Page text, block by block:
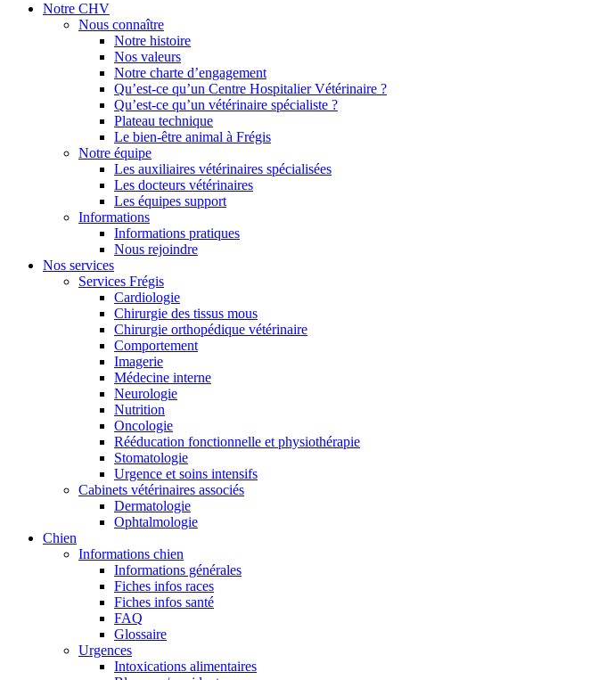
Notre CHV
Nous connaître
Notre histoire
Nos valeurs
Notre charte d’engagement
Qu’est-ce qu’un Centre Hospitalier Vétérinaire ?
Qu’est-ce qu’un vétérinaire spécialiste ?
Plateau technique
Le bien-être animal à Frégis
Notre équipe
Les auxiliaires vétérinaires spécialisées
Les docteurs vétérinaires
Les équipes support
Informations
Informations pratiques
Nous rejoindre
Nos services
Services Frégis
Cardiologie
Chirurgie des tissus mous
Chirurgie orthopédique vétérinaire
Comportement
Imagerie
Médecine interne
Neurologie
Nutrition
Oncologie
Rééducation fonctionnelle et physiothérapie
Stomatologie
Urgence et soins intensifs
Cabinets vétérinaires associés
Dermatologie
Ophtalmologie
Chien
Informations chien
Informations générales
Fiches infos races
Fiches infos santé
FAQ
Glossaire
Urgences
Intoxications alimentaires